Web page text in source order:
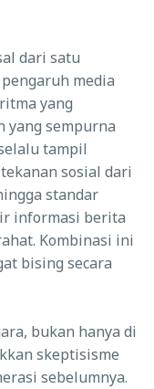
dari satu
media
yang
yang sempurna
tampil
sosial dari
standar
informasi berita
Kombinasi ini
bising secara
bukan hanya di
skeptisisme
sebelumnya.